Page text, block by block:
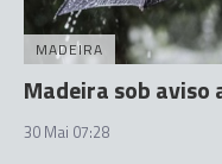
MADEIRA
Madeira sob aviso
30 Mai 07:28